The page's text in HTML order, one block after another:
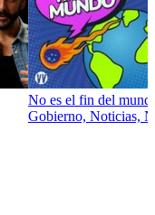
No es el fin del
Gobierno, Noticias,